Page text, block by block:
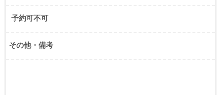
予約可不可
その他・備考